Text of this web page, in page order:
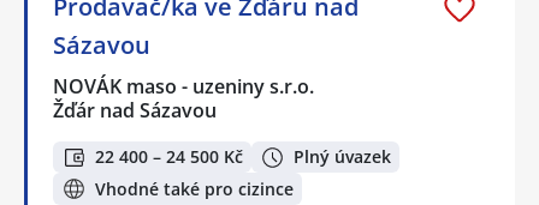
Sázavou
NOVÁK maso - uzeniny s.r.o.
Žďár nad Sázavou
22 400 – 24 500 Kč
Plný úvazek
Vhodné také pro cizince